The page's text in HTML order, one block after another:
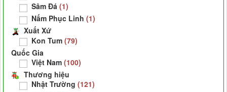
Sâm Đá (1)
Nấm Phục Linh (1)
Xuất Xứ
Kon Tum (79)
Quốc Gia
Việt Nam (100)
Thương hiệu
Nhật Trường (121)